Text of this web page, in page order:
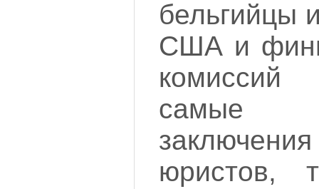
бельгийцы
США и
комиссий
самые
юристов,